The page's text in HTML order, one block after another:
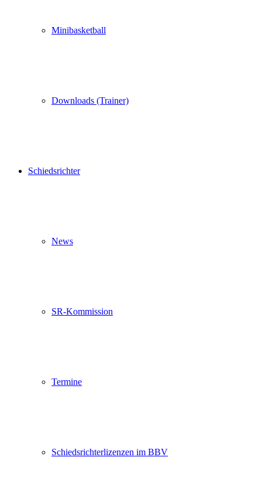
Minibasketball
Downloads (Trainer)
Schiedsrichter
News
SR-Kommission
Termine
Schiedsrichterlizenzen im BBV